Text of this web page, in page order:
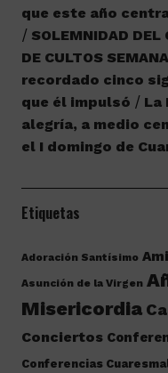
que este año
SOLEMNIDAD DEL
DE CULTOS
recordado cinco
que él impulsó
La
alegría, a medio
el I domingo de
Etiquetas
Adoración Santísimo
Asunción de la Virgen
Misericordia
Conciertos
Conferencias